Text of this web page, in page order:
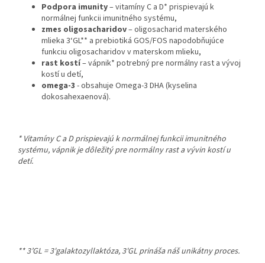
Podpora imunity– vitamíny C a D* prispievajú k
normálnej funkcii imunitného systému,
zmes oligosacharidov– oligosacharid materského
mlieka 3‘GL** a prebiotiká GOS/FOS napodobňujúce
funkciu oligosacharidov v materskom mlieku,
rast kostí– vápnik* potrebný pre normálny rast a vývoj
kostí u detí,
omega-3 - obsahuje Omega-3 DHA (kyselina
dokosahexaenová).
* Vitamíny C a D prispievajú k normálnej funkcii imunitného
systému, vápnik je dôležitý pre normálny rast a vývin kostí u
detí.
** 3’GL = 3'galaktozyllaktóza, 3'GL prináša náš unikátny proces.